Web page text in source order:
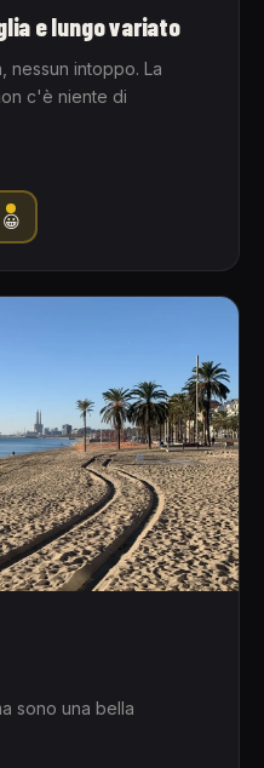
e lungo variato
nessun intoppo. La
c'è niente di
😀
sono una bella